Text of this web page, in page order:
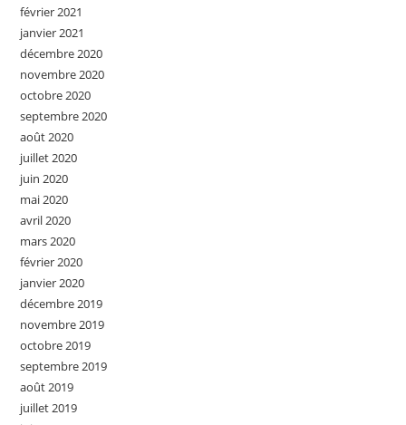
février 2021
janvier 2021
décembre 2020
novembre 2020
octobre 2020
septembre 2020
août 2020
juillet 2020
juin 2020
mai 2020
avril 2020
mars 2020
février 2020
janvier 2020
décembre 2019
novembre 2019
octobre 2019
septembre 2019
août 2019
juillet 2019